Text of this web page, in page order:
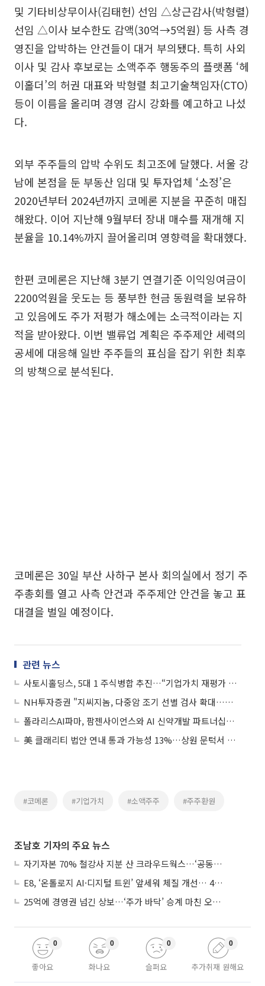
및 기타비상무이사(김태헌) 선임 △상근감사(박형렬)
선임 △이사 보수한도 감액(30억→5억원) 등 사측 경
영진을 압박하는 안건들이 대거 부의됐다. 특히 사외
이사 및 감사 후보로는 소액주주 행동주의 플랫폼 ‘헤
이홀더’의 허권 대표와 박형렬 최고기술책임자(CTO)
등이 이름을 올리며 경영 감시 강화를 예고하고 나섰
다.
외부 주주들의 압박 수위도 최고조에 달했다. 서울 강
남에 본점을 둔 부동산 임대 및 투자업체 ‘소정’은
2020년부터 2024년까지 코메론 지분을 꾸준히 매집
해왔다. 이어 지난해 9월부터 장내 매수를 재개해 지
분율을 10.14%까지 끌어올리며 영향력을 확대했다.
한편 코메론은 지난해 3분기 연결기준 이익잉여금이
2200억원을 웃도는 등 풍부한 현금 동원력을 보유하
고 있음에도 주가 저평가 해소에는 소극적이라는 지
적을 받아왔다. 이번 밸류업 계획은 주주제안 세력의
공세에 대응해 일반 주주들의 표심을 잡기 위한 최후
의 방책으로 분석된다.
코메론은 30일 부산 사하구 본사 회의실에서 정기 주
주총회를 열고 사측 안건과 주주제안 안건을 놓고 표
대결을 벌일 예정이다.
관련 뉴스
사토시홀딩스, 5대 1 주식병합 추진…“기업가치 재평가 및 주가 안정화 총력”
NH투자증권 "지씨지놈, 다중암 조기 선별 검사 확대…실적 고성장·기업가치 재평가 전망"
폴라리스AI파마, 팜젠사이언스와 AI 신약개발 파트너십…‘알파타우’ 투자 결실도
美 클래리티 법안 연내 통과 가능성 13%…상원 문턱서 제동
#코메론 #기업가치 #소액주주 #주주환원
조남호 기자의 주요 뉴스
자기자본 70% 철강사 지분 산 크라우드웍스…‘공동경영’으로 AI 시너지 낼까
E8, ‘온톨로지 AI·디지털 트윈’ 앞세워 체질 개선… 4분기 흑자전환 총력
25억에 경영권 넘긴 상보…‘주가 바닥’ 승계 마친 오너 2세, 주가 부양 나설까
좋아요
0
화나요
0
슬퍼요
0
추가취재 원해요
0